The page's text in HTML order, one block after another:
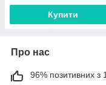
Купити
Про нас
96% позитивних з